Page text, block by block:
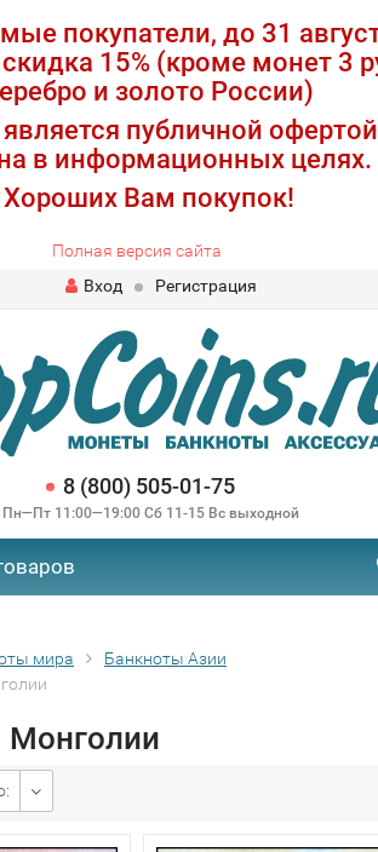
покупатели, до 31
15% (кроме монет 3
и золото России)
публичной
в информационных целях.
Хороших Вам покупок!
Полная версия сайта
Вход
Регистрация
8 (800) 505-01-75
Пн—Пт 11:00—19:00 Сб 11-15 Вс выходной
мира
Банкноты Азии
Монголии